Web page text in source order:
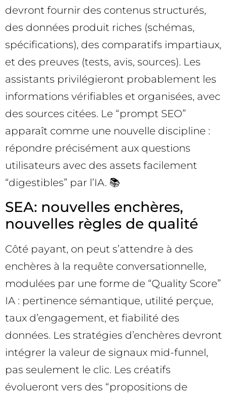
devront fournir des contenus structurés,
des données produit riches (schémas,
spécifications), des comparatifs impartiaux,
et des preuves (tests, avis, sources). Les
assistants privilégieront probablement les
informations vérifiables et organisées, avec
des sources citées. Le “prompt SEO”
apparaît comme une nouvelle discipline :
répondre précisément aux questions
utilisateurs avec des assets facilement
“digestibles” par l’IA. 📚
SEA: nouvelles enchères,
nouvelles règles de qualité
Côté payant, on peut s’attendre à des
enchères à la requête conversationnelle,
modulées par une forme de “Quality Score”
IA : pertinence sémantique, utilité perçue,
taux d’engagement, et fiabilité des
données. Les stratégies d’enchères devront
intégrer la valeur de signaux mid-funnel,
pas seulement le clic. Les créatifs
évolueront vers des “propositions de